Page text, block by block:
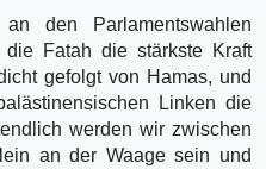
den Parlamentswahlen
Fatah die stärkste Kraft
gefolgt von Hamas, und
Linken die
werden wir zwischen
an der Waage sein und